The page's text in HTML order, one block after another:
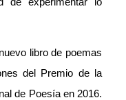
libro de poemas
del Premio de la
de Poesía en 2016.